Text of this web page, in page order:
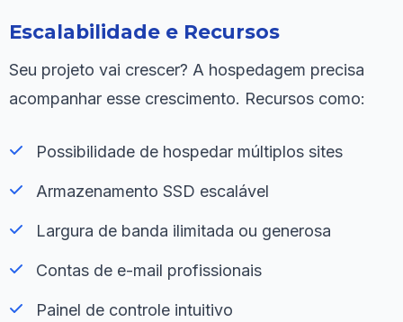
Escalabilidade e Recursos
Seu projeto vai crescer? A hospedagem precisa
acompanhar esse crescimento. Recursos como:
Possibilidade de hospedar múltiplos sites
Armazenamento SSD escalável
Largura de banda ilimitada ou generosa
Contas de e-mail profissionais
Painel de controle intuitivo